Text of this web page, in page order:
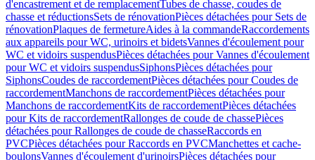
d'encastrement et de remplacementTubes de chasse, coudes de
chasse et réductionsSets de rénovationPièces détachées pour Sets de
rénovationPlaques de fermetureAides à la commandeRaccordements
aux appareils pour WC, urinoirs et bidetsVannes d'écoulement pour
WC et vidoirs suspendusPièces détachées pour Vannes d'écoulement
pour WC et vidoirs suspendusSiphonsPièces détachées pour
SiphonsCoudes de raccordementPièces détachées pour Coudes de
raccordementManchons de raccordementPièces détachées pour
Manchons de raccordementKits de raccordementPièces détachées
pour Kits de raccordementRallonges de coude de chassePièces
détachées pour Rallonges de coude de chasseRaccords en
PVCPièces détachées pour Raccords en PVCManchettes et cache-
boulonsVannes d'écoulement d'urinoirsPièces détachées pour